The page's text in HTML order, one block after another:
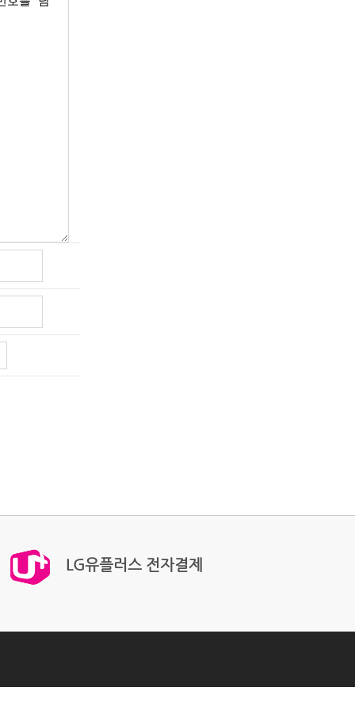
LG유플러스 전자결제